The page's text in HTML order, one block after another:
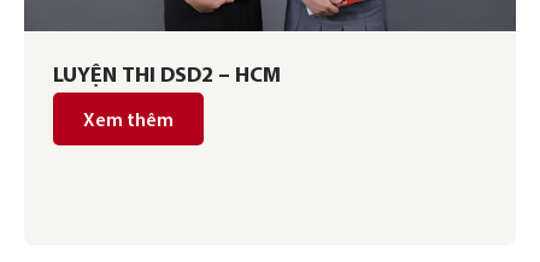
LUYỆN THI DSD2 – HCM
Xem thêm